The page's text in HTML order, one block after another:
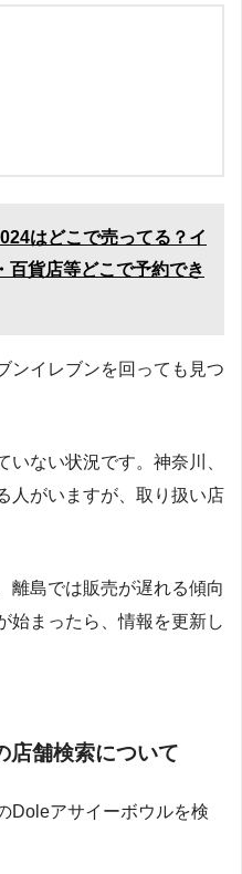
はどこで売ってる？イ
百貨店等どこで予約でき
ンイレブンを回っても見つ
ない状況です。神奈川、
人がいますが、取り扱い店
離島では販売が遅れる傾向
始まったら、情報を更新し
店舗検索について
Doleアサイーボウルを検